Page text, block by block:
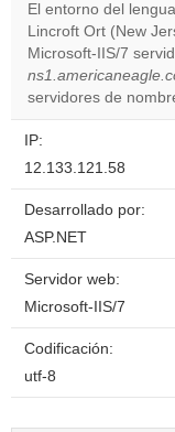
El entorno del
Lincroft Ort (New
Microsoft-IIS/7
servidores de
IP:
12.133.121.58
Desarrollado por:
ASP.NET
Servidor web:
Microsoft-IIS/7
Codificación:
utf-8